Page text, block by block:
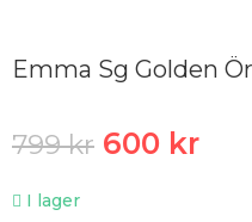
Emma Sg Golden
799kr 600 kr
I lager